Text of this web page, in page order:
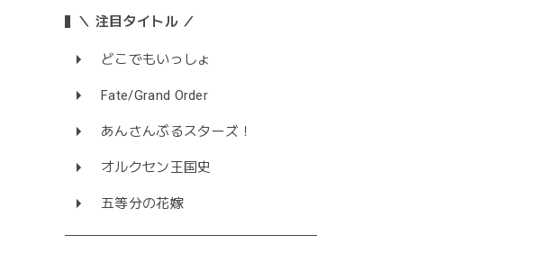
＼ 注目タイトル ／
どこでもいっしょ
Fate/Grand Order
あんさんぶるスターズ！
オルクセン王国史
五等分の花嫁